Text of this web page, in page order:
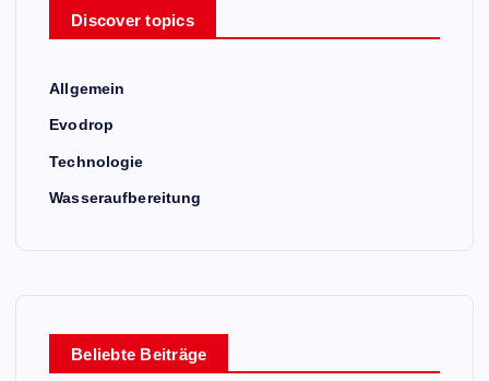
Discover topics
Allgemein
Evodrop
Technologie
Wasseraufbereitung
Beliebte Beiträge